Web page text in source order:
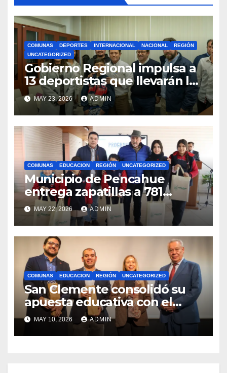
COMUNAS DEPORTES INTERNACIONAL NACIONAL
REGIÓN
UNCATEGORIZED
Gobierno Regional impulsa a
13 deportistas que llevarán la
bandera maulina a
competencias
internacionales
MAY 23, 2026 ADMIN
COMUNAS EDUCACION REGIÓN UNCATEGORIZED
Municipio de Pencahue
entrega zapatillas a 781
estudiantes con recursos del
Royalty Minero
MAY 22, 2026 ADMIN
COMUNAS EDUCACION REGIÓN UNCATEGORIZED
San Clemente consolidó su
apuesta educativa con el
lanzamiento del
Preuniversitario Brotes 2026
MAY 10, 2026 ADMIN